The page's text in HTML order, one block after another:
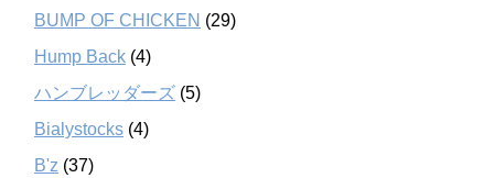
BUMP OF CHICKEN (29)
Hump Back (4)
ハンブレッダーズ (5)
Bialystocks (4)
B'z (37)